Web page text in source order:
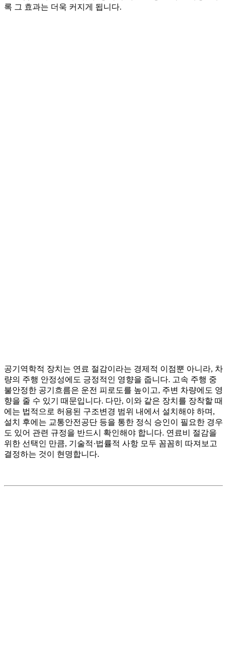
록 그 효과는 더욱 커지게 됩니다.
공기역학적 장치는 연료 절감이라는 경제적 이점뿐 아니라, 차
량의 주행 안정성에도 긍정적인 영향을 줍니다. 고속 주행 중
불안정한 공기흐름은 운전 피로도를 높이고, 주변 차량에도 영
향을 줄 수 있기 때문입니다. 다만, 이와 같은 장치를 장착할 때
에는 법적으로 허용된 구조변경 범위 내에서 설치해야 하며,
설치 후에는 교통안전공단 등을 통한 정식 승인이 필요한 경우
도 있어 관련 규정을 반드시 확인해야 합니다. 연료비 절감을
위한 선택인 만큼, 기술적·법률적 사항 모두 꼼꼼히 따져보고
결정하는 것이 현명합니다.